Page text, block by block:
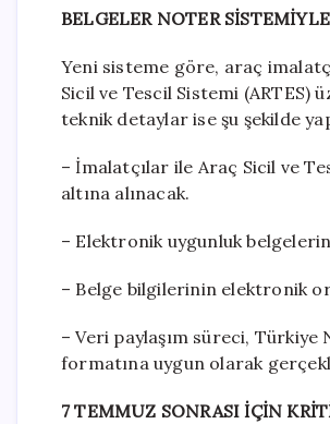
BELGELER NOTER
Yeni sisteme göre, araç
Sicil ve Tescil Sistemi
teknik detaylar ise şu şekilde
– İmalatçılar ile Araç Sicil ve
altına alınacak.
– Elektronik uygunluk
– Belge bilgilerinin elektronik
– Veri paylaşım süreci,
formatına uygun olarak
7 TEMMUZ SONRASI İÇİN